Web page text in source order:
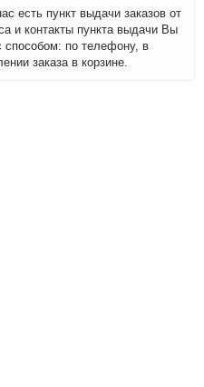
есть пункт выдачи заказов от
и контакты пункта выдачи Вы
по телефону, в
заказа в корзине.